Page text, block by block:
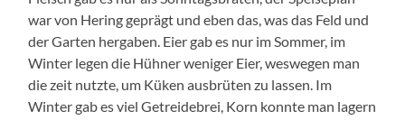
war von Hering geprägt und eben das, was das Feld und
der Garten hergaben. Eier gab es nur im Sommer, im
Winter legen die Hühner weniger Eier, weswegen man
die zeit nutzte, um Küken ausbrüten zu lassen. Im
Winter gab es viel Getreidebrei, Korn konnte man lagern